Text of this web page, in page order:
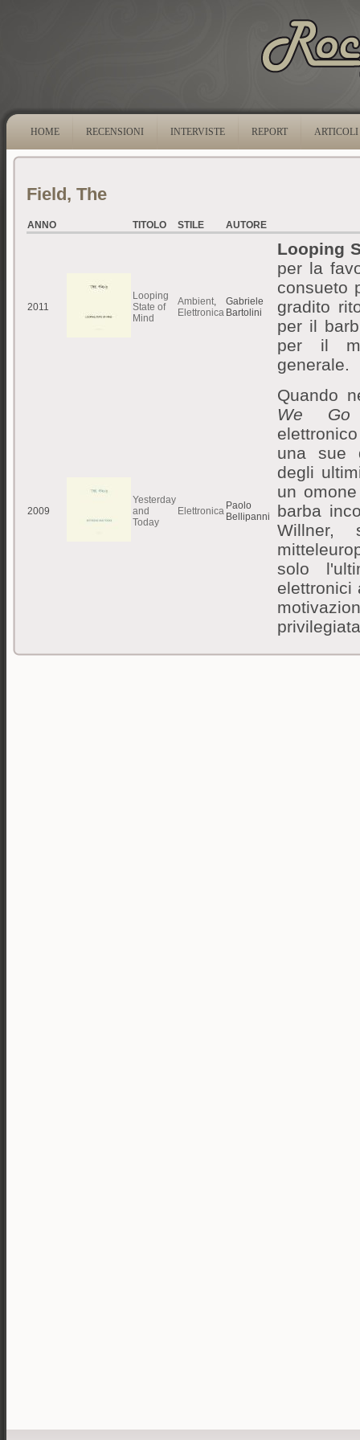
HOME RECENSIONI INTERVISTE REPORT ARTICOLI
Field, The
ANNO TITOLO STILE AUTORE
2011
Looping
State of
Mind
Ambient,
Elettronica
Gabriele
Bartolini
Looping
per la
consueto
gradito
per il
per il
generale.
2009
Yesterday
and
Today
Elettronica Paolo
Bellipanni
Quando
We Go
una sue
degli
un
barba
Willner,
solo
elettronici